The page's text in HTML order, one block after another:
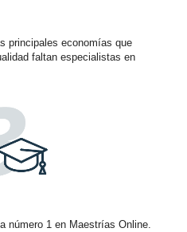
principales economías que
faltan especialistas en
número 1 en Maestrías Online.